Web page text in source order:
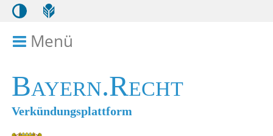
Menü
Bayern.Recht
Verkündungsplattform